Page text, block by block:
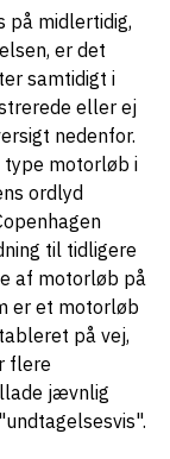
på midlertidig,
er det
samtidigt i
eller ej
nedenfor.
type motorløb i
ordlyd
til tidligere
af motorløb på
er et motorløb
på vej,
flere
jævnlig